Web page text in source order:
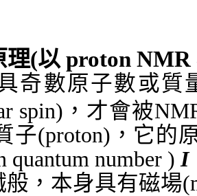
理(以 proton NMR
奇數原子數或質
spin) ，才會被
子(proton) ，它的
quantum number ) I
般，本身具有磁場